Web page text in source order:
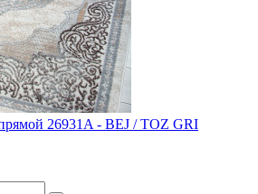
26931A - BEJ / TOZ GRI